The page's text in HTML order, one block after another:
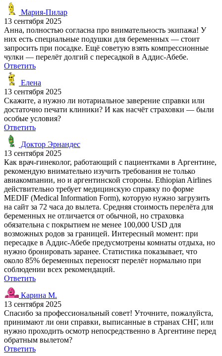
Мария-Пилар
13 сентября 2025
Анна, полностью согласна про внимательность экипажа! У
них есть специальные подушки для беременных — стоит
запросить при посадке. Ещё советую взять компрессионные
чулки — перелёт долгий с пересадкой в Аддис-Абебе.
Ответить
Елена
13 сентября 2025
Скажите, а нужно ли нотариальное заверение справки или
достаточно печати клиники? И как насчёт страховки — были
особые условия?
Ответить
Доктор Эрнандес
13 сентября 2025
Как врач-гинеколог, работающий с пациентками в Аргентине,
рекомендую внимательно изучить требования не только
авиакомпании, но и аргентинской стороны. Ethiopian Airlines
действительно требует медицинскую справку по форме
MEDIF (Medical Information Form), которую нужно загрузить
на сайт за 72 часа до вылета. Средняя стоимость перелёта для
беременных не отличается от обычной, но страховка
обязательна с покрытием не менее 100,000 USD для
возможных родов за границей. Интересный момент: при
пересадке в Аддис-Абебе предусмотрены комнаты отдыха, но
нужно бронировать заранее. Статистика показывает, что
около 85% беременных переносят перелёт нормально при
соблюдении всех рекомендаций.
Ответить
Карина М.
13 сентября 2025
Спасибо за профессиональный совет! Уточните, пожалуйста,
принимают ли они справки, выписанные в странах СНГ, или
нужно проходить осмотр непосредственно в Аргентине перед
обратным вылетом?
Ответить